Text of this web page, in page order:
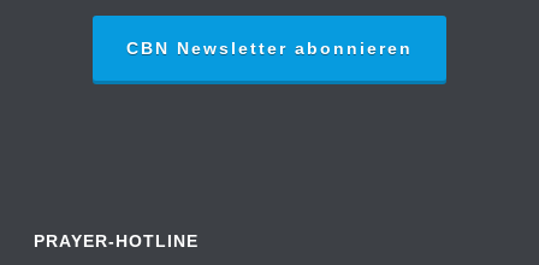
CBN Newsletter abonnieren
PRAYER-HOTLINE